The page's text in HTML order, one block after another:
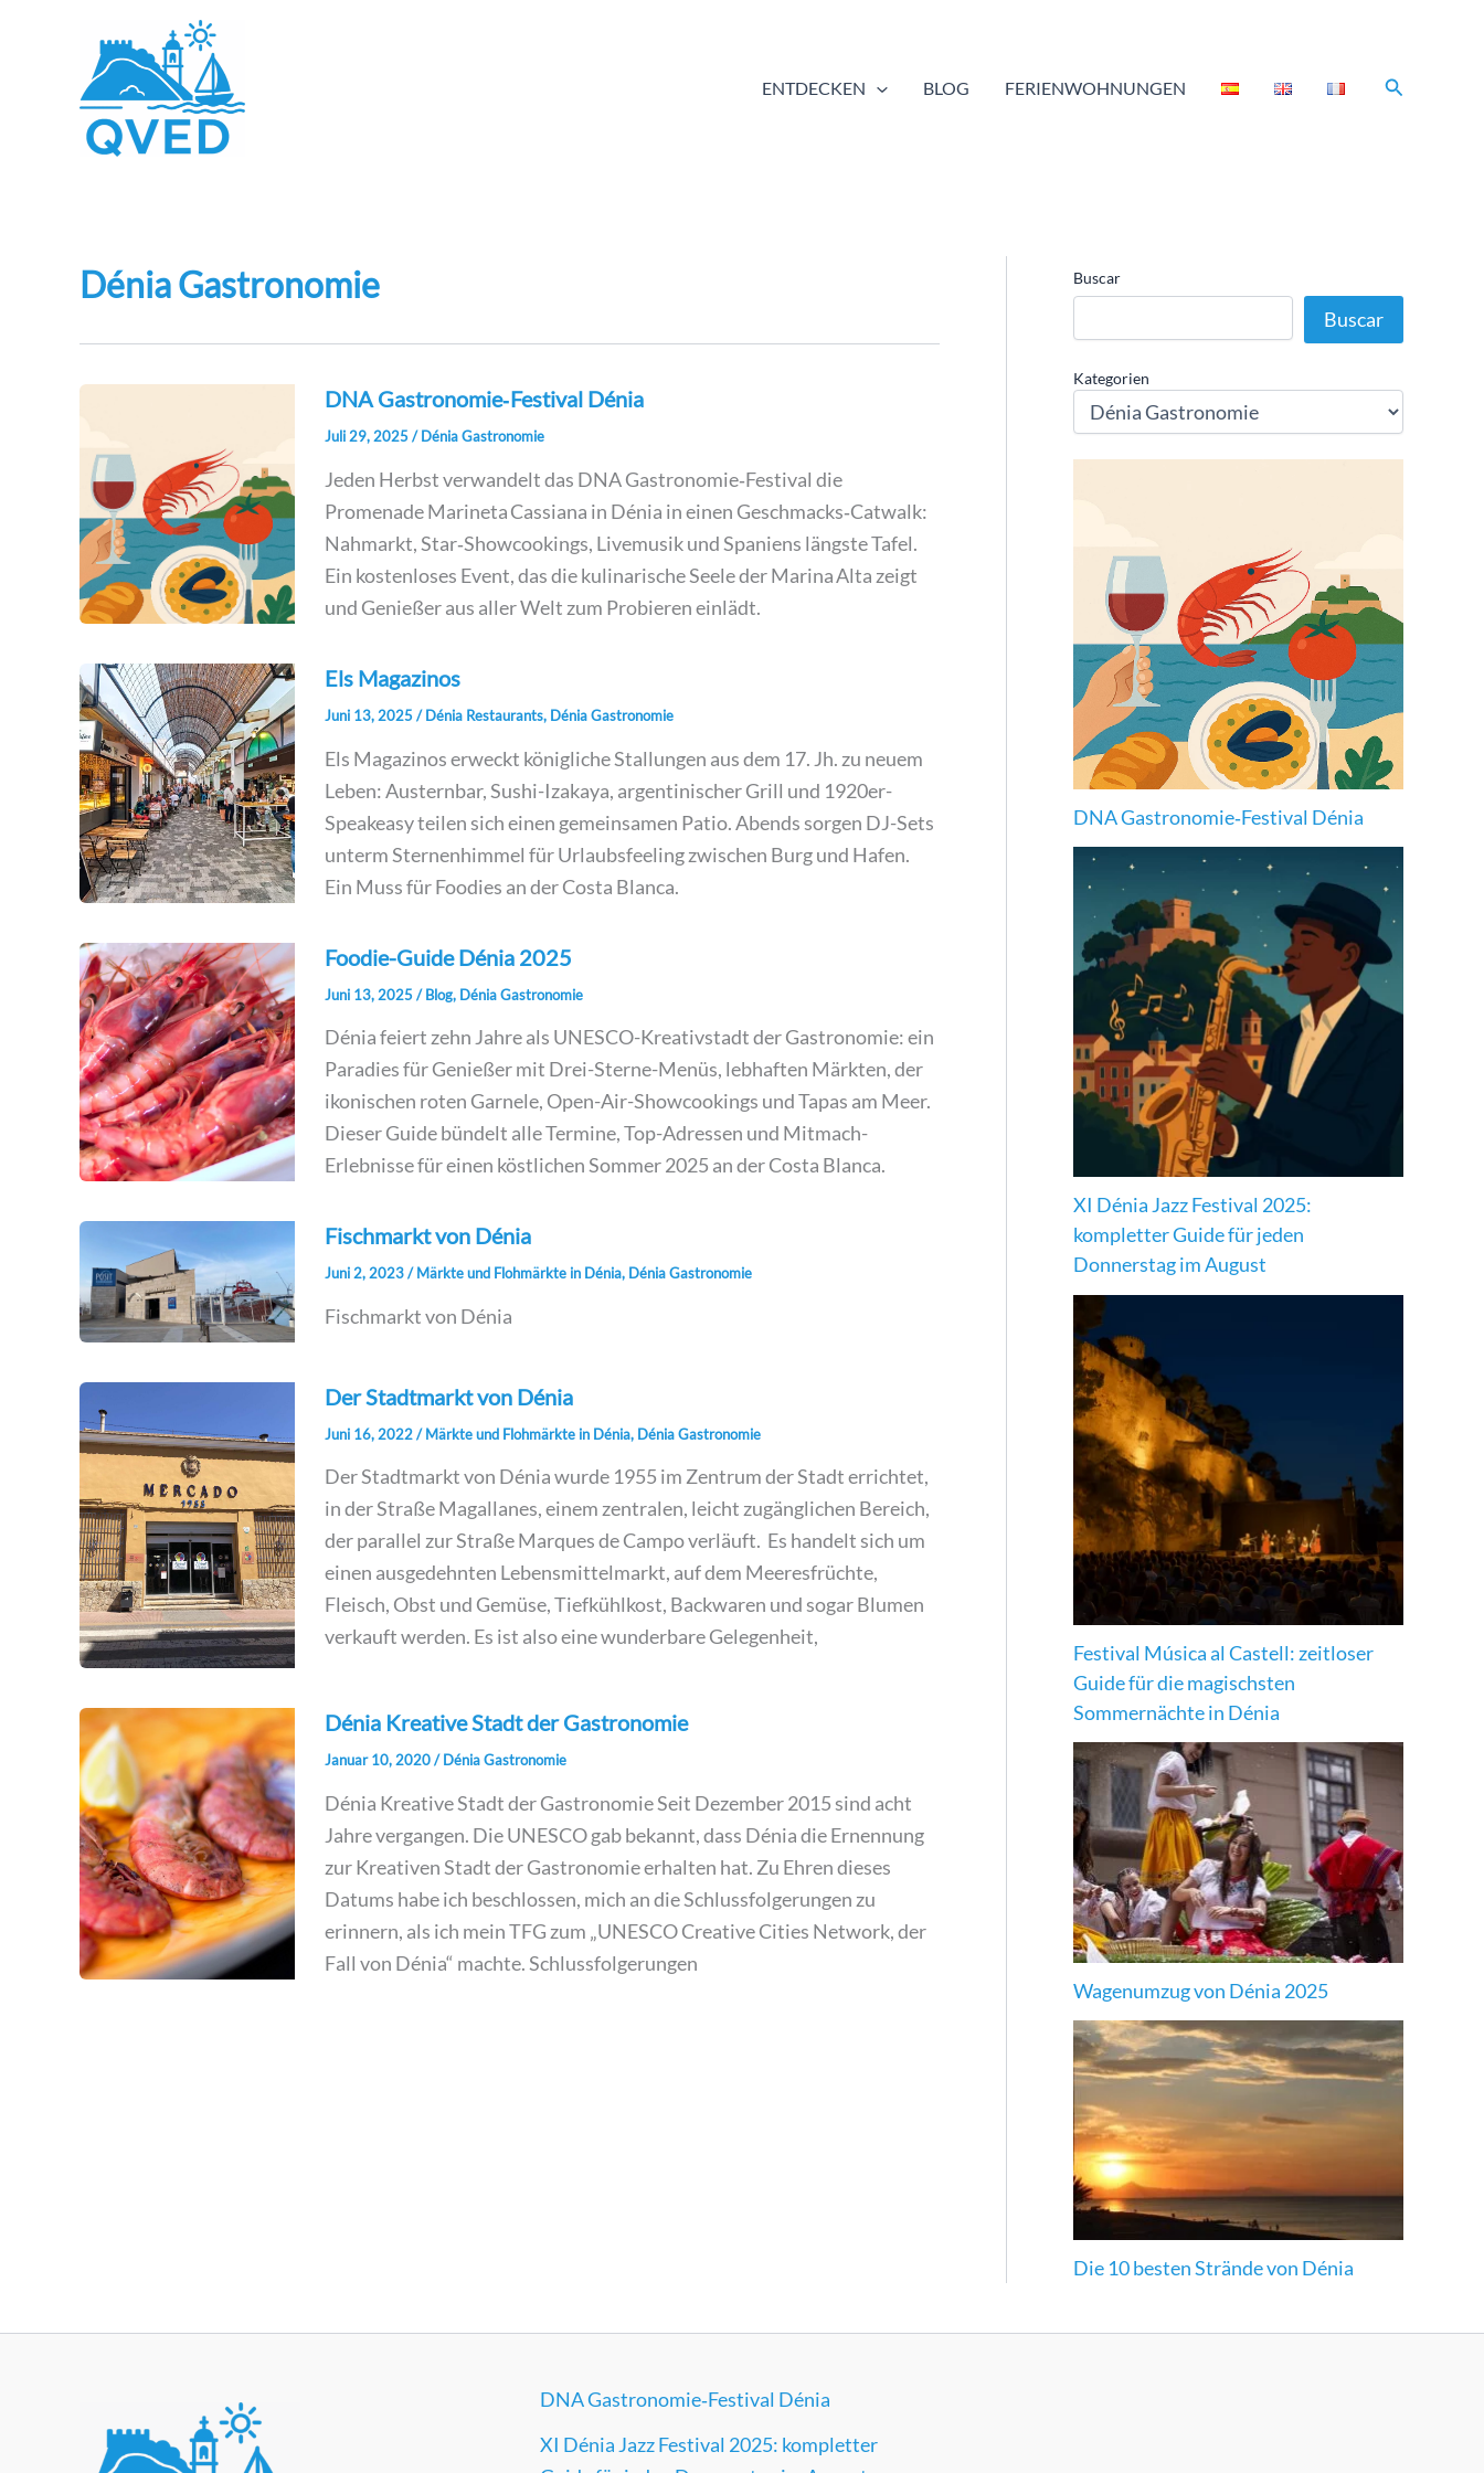
ENTDECKEN BLOG FERIENWOHNUNGEN Suchen
Dénia Gastronomie
DNA Gastronomie‑Festival Dénia
Juli 29, 2025/Dénia Gastronomie
Jeden Herbst verwandelt das DNA Gastronomie‑Festival die
Promenade Marineta Cassiana in Dénia in einen Geschmacks‑Catwalk:
Nahmarkt, Star‑Showcookings, Livemusik und Spaniens längste Tafel.
Ein kostenloses Event, das die kulinarische Seele der Marina Alta zeigt
und Genießer aus aller Welt zum Probieren einlädt.
Els Magazinos
Juni 13, 2025/Dénia Restaurants, Dénia Gastronomie
Els Magazinos erweckt königliche Stallungen aus dem 17. Jh. zu neuem
Leben: Austernbar, Sushi-Izakaya, argentinischer Grill und 1920er-
Speakeasy teilen sich einen gemeinsamen Patio. Abends sorgen DJ-Sets
unterm Sternenhimmel für Urlaubsfeeling zwischen Burg und Hafen.
Ein Muss für Foodies an der Costa Blanca.
Foodie-Guide Dénia 2025
Juni 13, 2025/Blog, Dénia Gastronomie
Dénia feiert zehn Jahre als UNESCO-Kreativstadt der Gastronomie: ein
Paradies für Genießer mit Drei-Sterne-Menüs, lebhaften Märkten, der
ikonischen roten Garnele, Open-Air-Showcookings und Tapas am Meer.
Dieser Guide bündelt alle Termine, Top-Adressen und Mitmach-
Erlebnisse für einen köstlichen Sommer 2025 an der Costa Blanca.
Fischmarkt von Dénia
Juni 2, 2023/Märkte und Flohmärkte in Dénia, Dénia Gastronomie
Fischmarkt von Dénia
Der Stadtmarkt von Dénia
Juni 16, 2022/Märkte und Flohmärkte in Dénia, Dénia Gastronomie
Der Stadtmarkt von Dénia wurde 1955 im Zentrum der Stadt errichtet,
in der Straße Magallanes, einem zentralen, leicht zugänglichen Bereich,
der parallel zur Straße Marques de Campo verläuft. Es handelt sich um
einen ausgedehnten Lebensmittelmarkt, auf dem Meeresfrüchte,
Fleisch, Obst und Gemüse, Tiefkühlkost, Backwaren und sogar Blumen
verkauft werden. Es ist also eine wunderbare Gelegenheit,
Dénia Kreative Stadt der Gastronomie
Januar 10, 2020/Dénia Gastronomie
Dénia Kreative Stadt der Gastronomie Seit Dezember 2015 sind acht
Jahre vergangen. Die UNESCO gab bekannt, dass Dénia die Ernennung
zur Kreativen Stadt der Gastronomie erhalten hat. Zu Ehren dieses
Datums habe ich beschlossen, mich an die Schlussfolgerungen zu
erinnern, als ich mein TFG zum „UNESCO Creative Cities Network, der
Fall von Dénia“ machte. Schlussfolgerungen
Buscar
Buscar
Kategorien
DNA Gastronomie‑Festival Dénia
XI Dénia Jazz Festival 2025:
kompletter Guide für jeden
Donnerstag im August
Festival Música al Castell: zeitloser
Guide für die magischsten
Sommernächte in Dénia
Wagenumzug von Dénia 2025
Die 10 besten Strände von Dénia
DNA Gastronomie‑Festival Dénia
XI Dénia Jazz Festival 2025: kompletter